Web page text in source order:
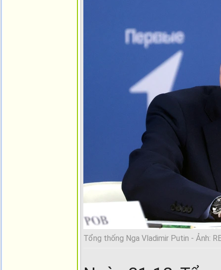
Tổng thống Nga Vladimir Putin - Ảnh: